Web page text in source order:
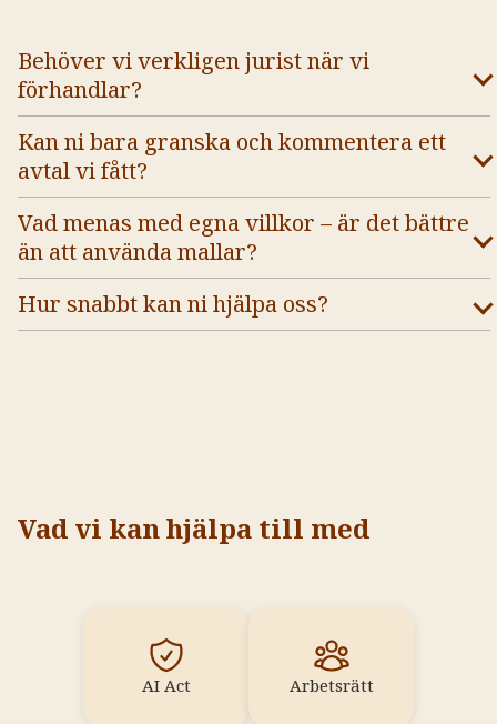
Behöver vi verkligen jurist när vi
förhandlar?
Kan ni bara granska och kommentera ett
avtal vi fått?
Vad menas med egna villkor – är det bättre
än att använda mallar?
Hur snabbt kan ni hjälpa oss?
Vad vi kan hjälpa till med
AI Act Arbetsrätt